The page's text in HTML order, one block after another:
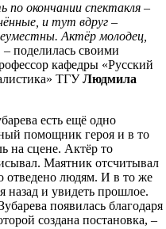
по окончании спектакля –
и тут вдруг –
Актёр молодец,
– поделилась своими
кафедры «Русский
ТГУЛюдмила
есть ещё одно
помощник героя и в то
на сцене. Актёр то
Маятник отсчитывал
отведено людям. И в то же
назад и увидеть прошлое.
появилась благодаря
создана постановка, –